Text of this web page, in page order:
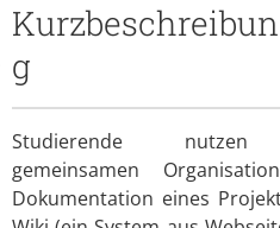
Kurzbeschreibun
g
Studierende
gemeinsamen
Dokumentation eines